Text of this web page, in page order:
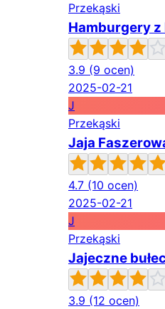
Przekąski
Hamburgery
3.9 (9 ocen)
2025-02-21
J
Przekąski
Jaja
4.7 (10 ocen)
2025-02-21
J
Przekąski
Jajeczne
3.9 (12 ocen)